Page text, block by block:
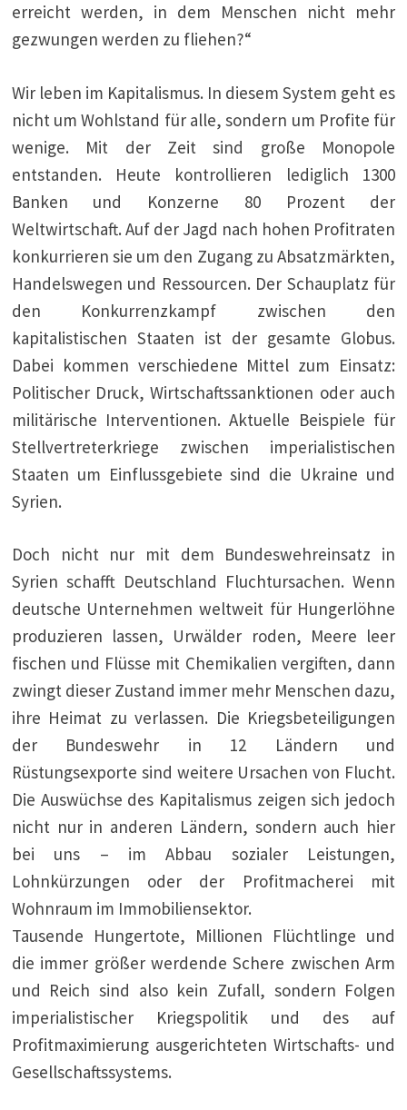
erreicht werden, in dem Menschen nicht mehr
gezwungen werden zu fliehen?“
Wir leben im Kapitalismus. In diesem System geht es
nicht um Wohlstand für alle, sondern um Profite für
wenige. Mit der Zeit sind große Monopole
entstanden. Heute kontrollieren lediglich 1300
Banken und Konzerne 80 Prozent der
Weltwirtschaft. Auf der Jagd nach hohen Profitraten
konkurrieren sie um den Zugang zu Absatzmärkten,
Handelswegen und Ressourcen. Der Schauplatz für
den Konkurrenzkampf zwischen den
kapitalistischen Staaten ist der gesamte Globus.
Dabei kommen verschiedene Mittel zum Einsatz:
Politischer Druck, Wirtschaftssanktionen oder auch
militärische Interventionen. Aktuelle Beispiele für
Stellvertreterkriege zwischen imperialistischen
Staaten um Einflussgebiete sind die Ukraine und
Syrien.
Doch nicht nur mit dem Bundeswehreinsatz in
Syrien schafft Deutschland Fluchtursachen. Wenn
deutsche Unternehmen weltweit für Hungerlöhne
produzieren lassen, Urwälder roden, Meere leer
fischen und Flüsse mit Chemikalien vergiften, dann
zwingt dieser Zustand immer mehr Menschen dazu,
ihre Heimat zu verlassen. Die Kriegsbeteiligungen
der Bundeswehr in 12 Ländern und
Rüstungsexporte sind weitere Ursachen von Flucht.
Die Auswüchse des Kapitalismus zeigen sich jedoch
nicht nur in anderen Ländern, sondern auch hier
bei uns – im Abbau sozialer Leistungen,
Lohnkürzungen oder der Profitmacherei mit
Wohnraum im Immobiliensektor.
Tausende Hungertote, Millionen Flüchtlinge und
die immer größer werdende Schere zwischen Arm
und Reich sind also kein Zufall, sondern Folgen
imperialistischer Kriegspolitik und des auf
Profitmaximierung ausgerichteten Wirtschafts- und
Gesellschaftssystems.